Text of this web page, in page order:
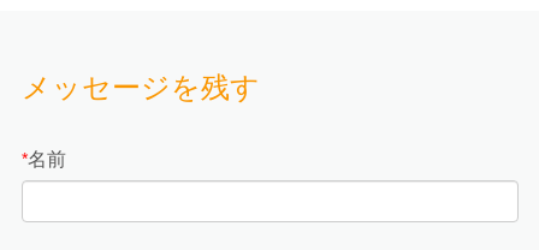
メッセージを残す
*名前